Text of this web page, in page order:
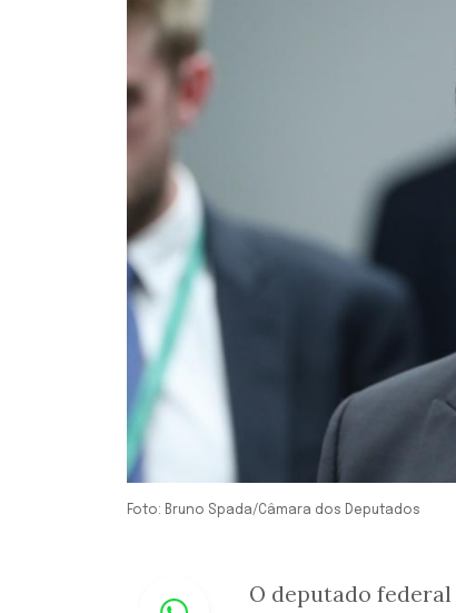
Foto: Bruno Spada/Câmara dos Deputados
Whastapp
O deputado federal